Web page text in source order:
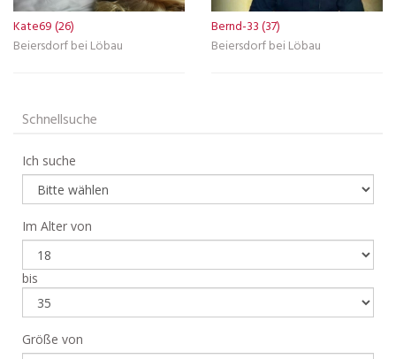
Kate69 (26)
Beiersdorf bei Löbau
Bernd-33 (37)
Beiersdorf bei Löbau
Schnellsuche
Ich suche
Im Alter von
bis
Größe von